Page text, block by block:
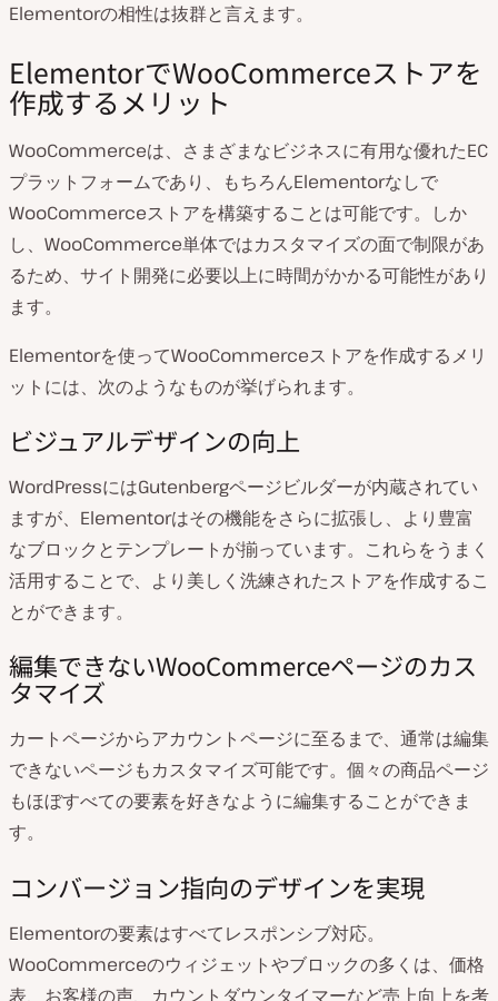
Elementorの相性は抜群と言えます。
ElementorでWooCommerceストアを
作成するメリット
WooCommerceは、さまざまなビジネスに有用な優れたEC
プラットフォームであり、もちろんElementorなしで
WooCommerceストアを構築することは可能です。しか
し、WooCommerce単体ではカスタマイズの面で制限があ
るため、サイト開発に必要以上に時間がかかる可能性があり
ます。
Elementorを使ってWooCommerceストアを作成するメリ
ットには、次のようなものが挙げられます。
ビジュアルデザインの向上
WordPressにはGutenbergページビルダーが内蔵されてい
ますが、Elementorはその機能をさらに拡張し、より豊富
なブロックとテンプレートが揃っています。これらをうまく
活用することで、より美しく洗練されたストアを作成するこ
とができます。
編集できないWooCommerceページのカス
タマイズ
カートページからアカウントページに至るまで、通常は編集
できないページもカスタマイズ可能です。個々の商品ページ
もほぼすべての要素を好きなように編集することができま
す。
コンバージョン指向のデザインを実現
Elementorの要素はすべてレスポンシブ対応。
WooCommerceのウィジェットやブロックの多くは、価格
表、お客様の声、カウントダウンタイマーなど売上向上を考